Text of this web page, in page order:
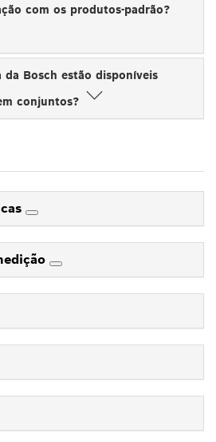
com os produtos-padrão?
da Bosch estão disponíveis
conjuntos?